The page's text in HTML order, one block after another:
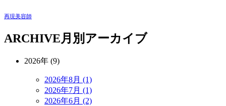
再現美容師
ARCHIVE月別アーカイブ
2026年 (9)
2026年8月 (1)
2026年7月 (1)
2026年6月 (2)